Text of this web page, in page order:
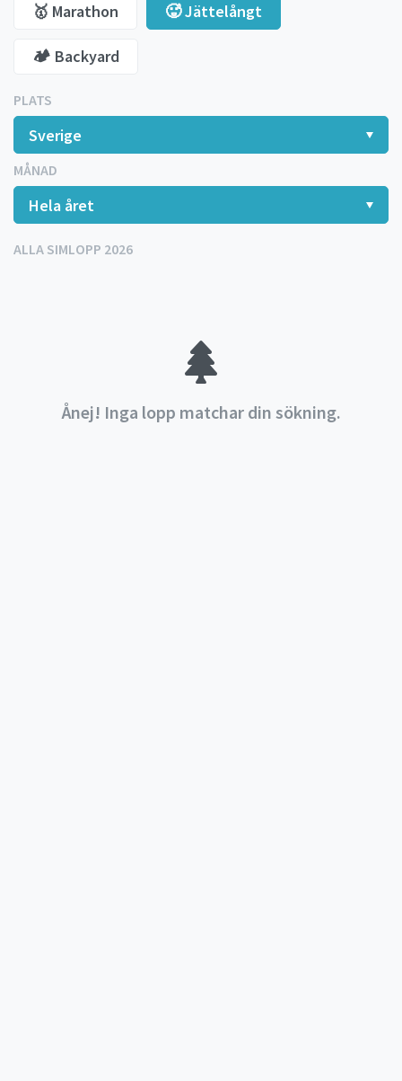
🥇 Marathon 🥵 Jättelångt
🏕️ Backyard
PLATS
MÅNAD
ALLA SIMLOPP 2026
Ånej! Inga lopp matchar din sökning.